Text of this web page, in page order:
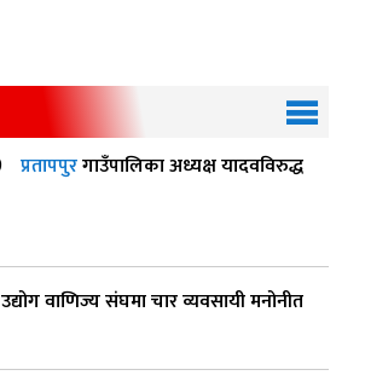
प्रतापपुरगाउँपालिका अध्यक्ष यादवविरुद्ध
उद्योग वाणिज्य संघमा चार व्यवसायी मनोनीत